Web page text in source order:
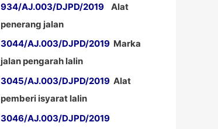
934/AJ.003/DJPD/2019 Alat
penerang jalan
3044/AJ.003/DJPD/2019 Marka
jalan pengarah lalin
3045/AJ.003/DJPD/2019 Alat
pemberi isyarat lalin
3046/AJ.003/DJPD/2019